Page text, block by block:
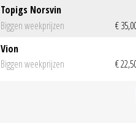
Topigs Norsvin
Biggen weekprijzen
€
Vion
Biggen weekprijzen
€